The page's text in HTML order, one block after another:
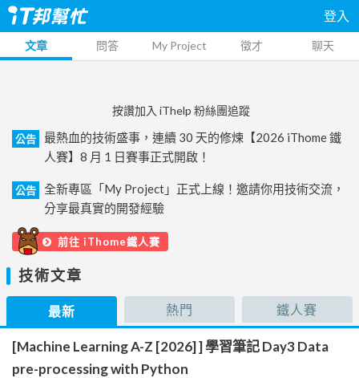
登入
文章 問答 My Project 徵才 聊天
按讚加入 iThelp 粉絲團追蹤
公告
最熱血的技術盛事，連續 30 天的修煉【2026 iThome 鐵
人賽】8 月 1 日賽事正式開啟！
公告
全新專區「My Project」正式上線！邀請你用技術交流，
分享最真實的開發經驗
前往 iThome鐵人賽
技術文章
最新 熱門 鐵人賽
[Machine Learning A-Z [2026] ] 學習筆記 Day3 Data
pre-processing with Python